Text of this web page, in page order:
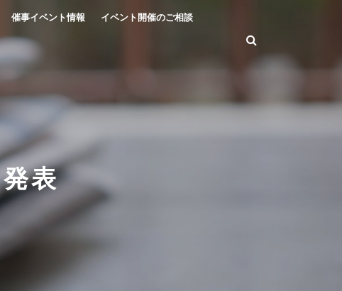
催事イベント情報 イベント開催のご相談
表